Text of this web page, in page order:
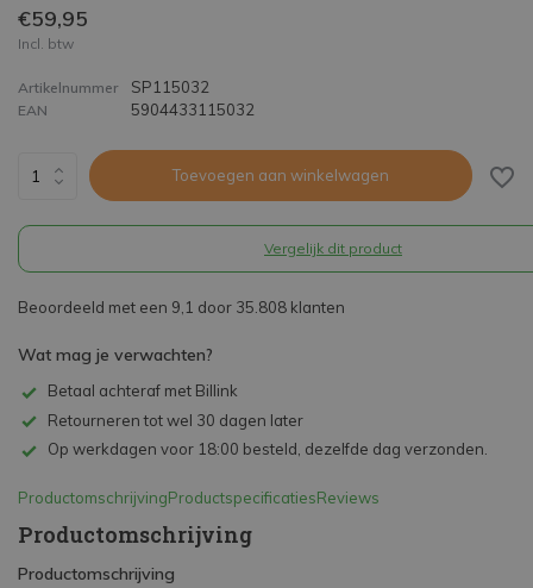
€59,95
Incl. btw
Artikelnummer SP115032
EAN 5904433115032
Toevoegen aan winkelwagen
Vergelijk dit product
Beoordeeld met een 9,1 door 35.808 klanten
Wat mag je verwachten?
Betaal achteraf met Billink
Retourneren tot wel 30 dagen later
Op werkdagen voor 18:00 besteld, dezelfde dag verzonden.
ProductomschrijvingProductspecificatiesReviews
Productomschrijving
Productomschrijving